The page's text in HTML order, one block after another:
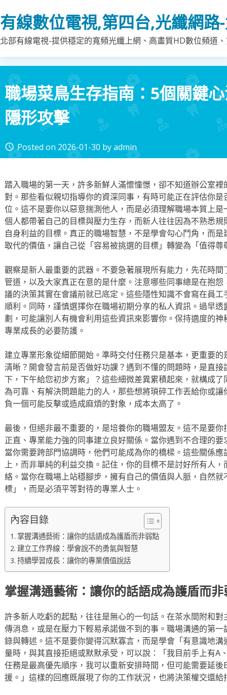
to
content
有線數位電視,第四台,光纖網路
北部有線電視-提供穩定的寬頻光纖上網、高畫質HD數位頻道
職場菜鳥生存指南：5個關鍵
隱形攻擊
access_time Posted on 2026-01-30 byadmin
踏入職場的第一天，許多新鮮人滿懷憧憬，卻不知道辦公室
對。那些看似親切指導你的資深同事，有時可能正在評估你
位。這不是要你以惡意揣測他人，而是必須理解職場本質上
個人都帶著自己的目標與壓力生存，而新人往往因為不熟悉
自身利益的目標。真正的職場智慧，不是學會勾心鬥角，而
取代的價值，讓自己從「容易被挑選的目標」轉變為「值得尊
觀察是新人最重要的武器。不要急著展現所有能力，先花時
管道，以及大家真正在意的是什麼。注意哪些同事總是在抱
議的決策其實在會議前就已底定。這些隱性知識不會寫在員
順利。同時，謹慎選擇你在職場初期分享的私人資訊。過早
劃，可能讓別人有機會利用這些資訊來影響你。保持適度的
專業成長的必要防護。
建立專業形象從細節開始。準時交付任務只是基本，更重要
清晰？開會發言前是否做好功課？遇到不懂的問題時，是直
下，下午給您初步方案」？這些細微差異累積起來，就構成
為可靠、有解決問題能力的人，那些想將瑣碎工作丟給你或
負一個可能反擊或造成麻煩的對象，成本太高了。
最後，但絕非最不重要的，是培養你的職場盟友。這不是要
正直、專業能力強的同事建立良好關係。當你遇到不合理的
當你需要跨部門協調時，他們可能成為你的橋樑。這些關係
上，而非單純的利益交換。記住，你的目標不是討好所有人
絡。當你在職場上站穩腳步，擁有自己的價值與人脈，自然
標」，而是必須平等對待的專業人士。
內容目錄
掌握溝通藝術：讓你的話語成為護盾而非弱點
建立工作界線：學會說不的勇氣與智慧
持續學習成長：讓你的專業價值說話
掌握溝通藝術：讓你的話語成為護盾而非
許多新人吃虧的起點，往往是無心的一句話。在茶水間附和
傳消息，或是在壓力下輕易承諾做不到的事。職場溝通的第
錄與轉述。這不是要你變得沉默寡言，而是學會「有意識地
量時，與其直接拒絕或默默承受，可以說：「我目前手上有A
任務是最高優先順序，我可以重新安排時間，但可能需要延
援。」這樣的回應既展現了你的工作狀況，也將決策權交還